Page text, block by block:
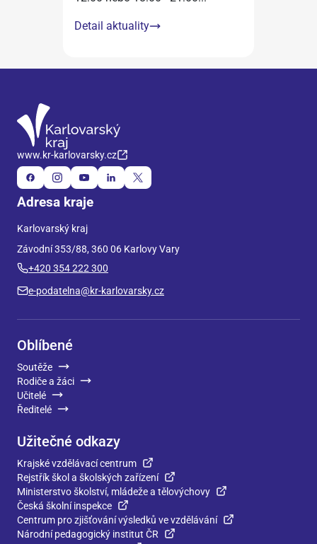
Detail aktuality
www.kr-karlovarsky.cz
Adresa kraje
Karlovarský kraj
Závodní 353/88, 360 06 Karlovy Vary
+420 354 222 300
e-podatelna@kr-karlovarsky.cz
Oblíbené
Soutěže
Rodiče a žáci
Učitelé
Ředitelé
Užitečné odkazy
Krajské vzdělávací centrum
Rejstřík škol a školských zařízení
Ministerstvo školství, mládeže a tělovýchovy
Česká školní inspekce
Centrum pro zjišťování výsledků ve vzdělávání
Národní pedagogický institut ČR